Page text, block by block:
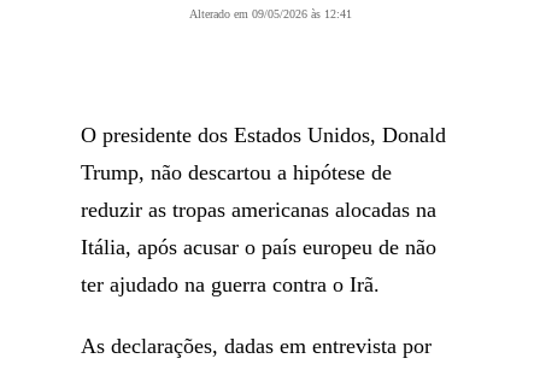
Alterado em 09/05/2026 às 12:41
O presidente dos Estados Unidos, Donald
Trump, não descartou a hipótese de
reduzir as tropas americanas alocadas na
Itália, após acusar o país europeu de não
ter ajudado na guerra contra o Irã.
As declarações, dadas em entrevista por